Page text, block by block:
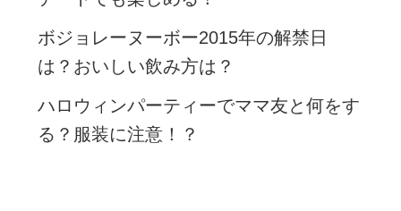
ボジョレーヌーボー2015年の解禁日
は？おいしい飲み方は？
ハロウィンパーティーでママ友と何をす
る？服装に注意！？